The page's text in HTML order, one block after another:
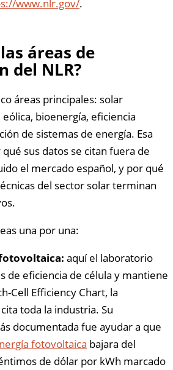
www.nlr.gov/.
áreas de
del NLR?
áreas principales: solar
bioenergía, eficiencia
de sistemas de energía. Esa
sus datos se citan fuera de
el mercado español, y por qué
del sector solar terminan
una por una:
aquí el laboratorio
de eficiencia de célula y mantiene
Cell Efficiency Chart, la
toda la industria. Su
documentada fue ayudar a que
fotovoltaica bajara del
de dólar por kWh marcado